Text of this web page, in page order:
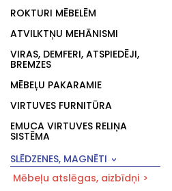
ROKTURI MĒBELĒM
ATVILKTŅU MEHĀNISMI
VIRAS, DEMFERI, ATSPIEDĒJI,
BREMZES
MĒBEĻU PAKARAMIE
VIRTUVES FURNITŪRA
EMUCA VIRTUVES RELIŅA
SISTĒMA
SLĒDZENES, MAGNĒTI
Mēbeļu atslēgas, aizbīdņi